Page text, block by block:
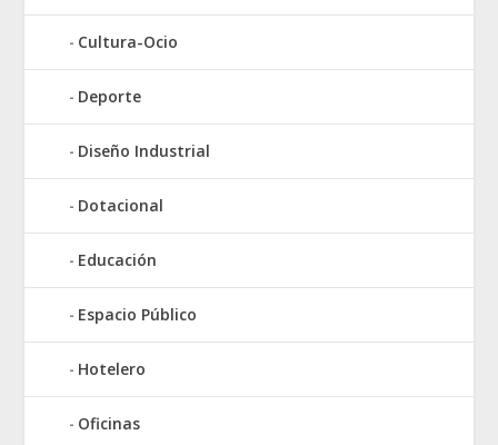
Cultura-Ocio
Deporte
Diseño Industrial
Dotacional
Educación
Espacio Público
Hotelero
Oficinas